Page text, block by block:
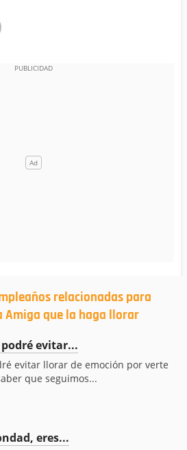
LAS CATEGORÍAS
relacionadas para
Amiga que la haga llorar
evitar...
evitar llorar de emoción por verte
que seguimos...
eres...